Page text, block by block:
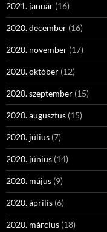
2021. január (16)
2020. december (16)
2020. november (17)
2020. október (12)
2020. szeptember (15)
2020. augusztus (15)
2020. július (7)
2020. június (14)
2020. május (9)
2020. április (6)
2020. március (18)